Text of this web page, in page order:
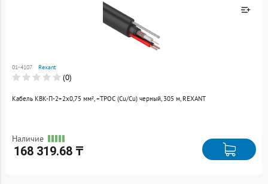
Товар добавлен к
01-4107 Rexant
(0)
Кабель КВК-П-2+2x0,75 мм², +ТРОС (Cu/Cu) черный, 305 м, REXANT
Наличие
168 319.68 ₸